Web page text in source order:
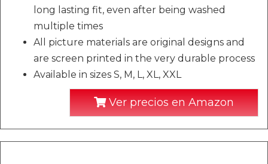
long lasting fit, even after being washed
multiple times
All picture materials are original designs and
are screen printed in the very durable process
Available in sizes S, M, L, XL, XXL
Ver precios en Amazon